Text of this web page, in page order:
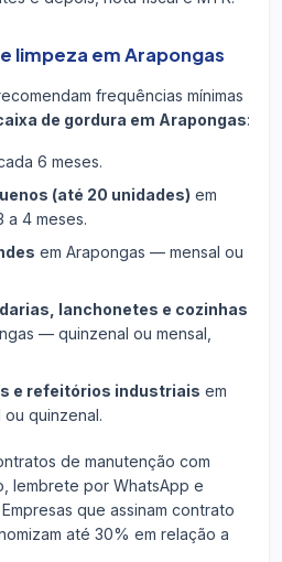
limpeza em Arapongas
frequências mínimas
de gordura em Arapongas:
6 meses.
(até 20 unidades) em
a 4 meses.
em Arapongas — mensal ou
lanchonetes e cozinhas
— quinzenal ou mensal,
e refeitórios industriais em
quinzenal.
de manutenção com
lembrete por WhatsApp e
que assinam contrato
até 30% em relação a